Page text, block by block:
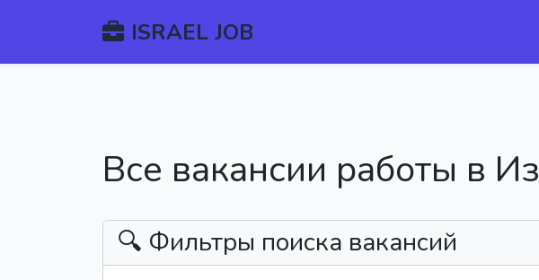
ISRAEL JOB
Все вакансии работы в
🔍 Фильтры поиска вакансий